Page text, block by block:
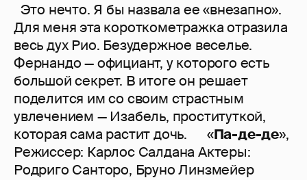
Это нечто. Я бы назвала ее «внезапно».
Для меня эта короткометражка отразила
весь дух Рио. Безудержное веселье.
Фернандо — официант, у которого есть
большой секрет. В итоге он решает
поделится им со своим страстным
увлечением — Изабель, проституткой,
которая сама растит дочь. «Па-де-де»,
Режиссер: Карлос Салдана Актеры:
Родриго Санторо, Бруно Линзмейер